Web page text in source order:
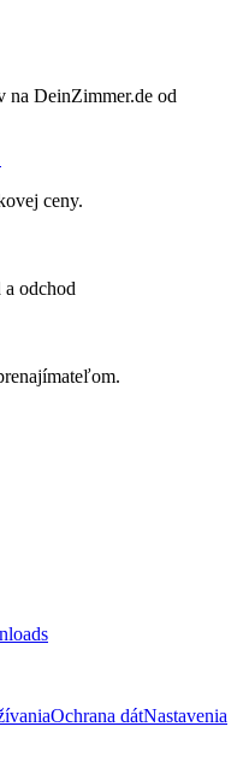
na DeinZimmer.de od
ceny.
a odchod
Ochrana dátNastavenia